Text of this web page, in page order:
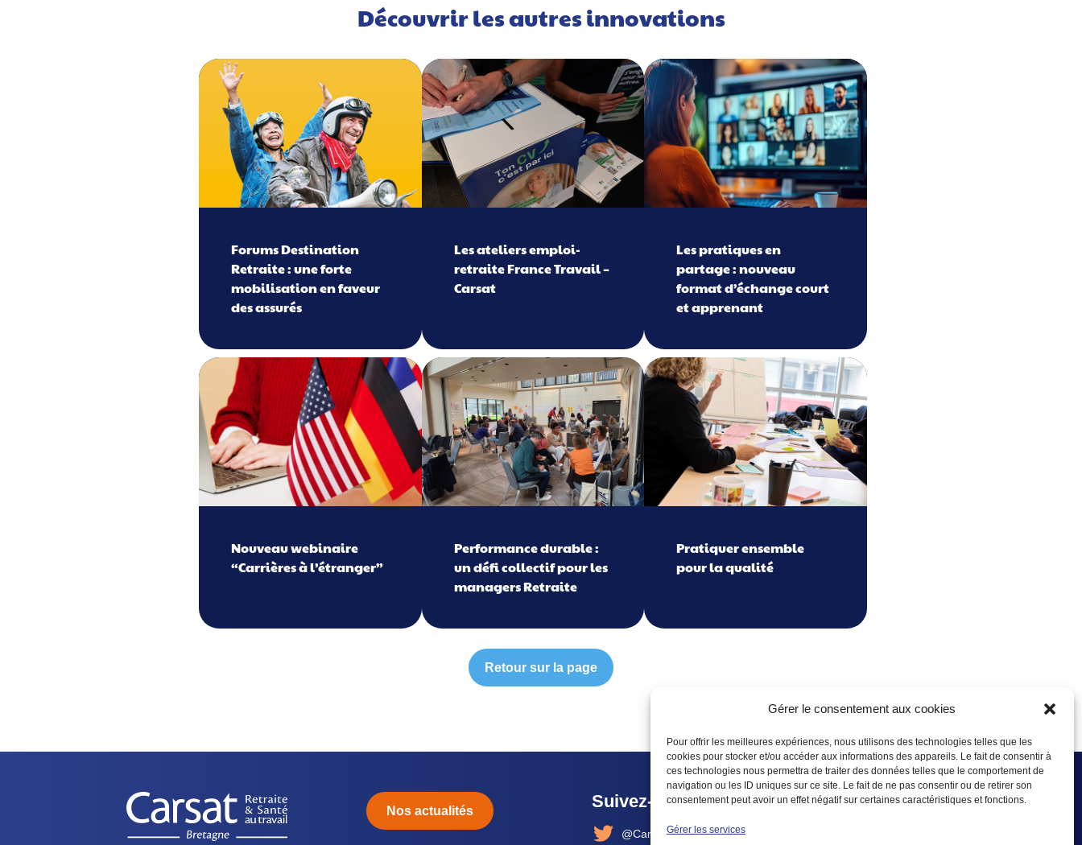
Gérer le consentement aux cookies
Pour offrir les meilleures expériences, nous utilisons des technologies telles que les
cookies pour stocker et/ou accéder aux informations des appareils. Le fait de consentir à
ces technologies nous permettra de traiter des données telles que le comportement de
navigation ou les ID uniques sur ce site. Le fait de ne pas consentir ou de retirer son
consentement peut avoir un effet négatif sur certaines caractéristiques et fonctions.
Gérer les services
Découvrir les autres innovations
Forums Destination
Retraite : une forte
mobilisation en faveur
des assurés
Les ateliers emploi-
retraite France Travail –
Carsat
Les pratiques en
partage : nouveau
format d’échange court
et apprenant
Nouveau webinaire
“Carrières à l’étranger”
Performance durable :
un défi collectif pour les
managers Retraite
Pratiquer ensemble
pour la qualité
Retour sur la page
Nos actualités Suivez-nous
@CarsatBretagne
Organigramme